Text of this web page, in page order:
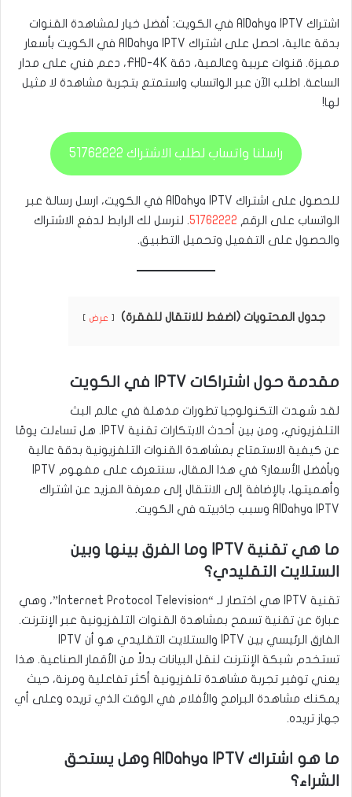
اشتراك AlDahya IPTV في الكويت: أفضل خيار لمشاهدة القنوات
بدقة عالية، احصل على اشتراك AlDahya IPTV في الكويت بأسعار
مميزة. قنوات عربية وعالمية، دقة FHD-4K، دعم فني على مدار
الساعة. اطلب الآن عبر الواتساب واستمتع بتجربة مشاهدة لا مثيل
لها!
راسلنا واتساب لطلب الاشتراك 51762222
للحصول على اشتراك AlDahya IPTV في الكويت، ارسل رسالة عبر
الواتساب على الرقم 51762222. لنرسل لك الرابط لدفع الاشتراك
والحصول على التفعيل وتحميل التطبيق.
جدول المحتويات (اضغط للانتقال للفقرة) عرض
مقدمة حول اشتراكات IPTV في الكويت
لقد شهدت التكنولوجيا تطورات مذهلة في عالم البث
التلفزيوني، ومن بين أحدث الابتكارات تقنية IPTV. هل تساءلت يومًا
عن كيفية الاستمتاع بمشاهدة القنوات التلفزيونية بدقة عالية
وبأفضل الأسعار؟ في هذا المقال، سنتعرف على مفهوم IPTV
وأهميتها، بالإضافة إلى الانتقال إلى معرفة المزيد عن اشتراك
AlDahya IPTV وسبب جاذبيته في الكويت.
ما هي تقنية IPTV وما الفرق بينها وبين
الستلايت التقليدي؟
تقنية IPTV هي اختصار لـ “Internet Protocol Television”، وهي
عبارة عن تقنية تسمح بمشاهدة القنوات التلفزيونية عبر الإنترنت.
الفارق الرئيسي بين IPTV والستلايت التقليدي هو أن IPTV
تستخدم شبكة الإنترنت لنقل البيانات بدلاً من الأقمار الصناعية. هذا
يعني توفير تجربة مشاهدة تلفزيونية أكثر تفاعلية ومرنة، حيث
يمكنك مشاهدة البرامج والأفلام في الوقت الذي تريده وعلى أي
جهاز تريده.
ما هو اشتراك AlDahya IPTV وهل يستحق
الشراء؟